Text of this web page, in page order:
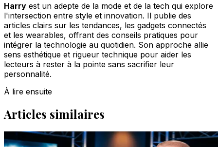
Harry est un adepte de la mode et de la tech qui explore
l'intersection entre style et innovation. Il publie des
articles clairs sur les tendances, les gadgets connectés
et les wearables, offrant des conseils pratiques pour
intégrer la technologie au quotidien. Son approche allie
sens esthétique et rigueur technique pour aider les
lecteurs à rester à la pointe sans sacrifier leur
personnalité.
À lire ensuite
Articles similaires